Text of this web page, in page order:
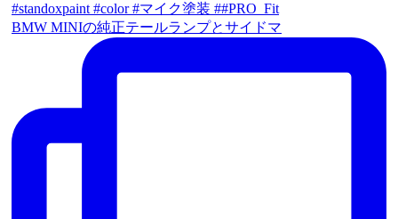
BMW MINIの純正テールランプとサイドマ